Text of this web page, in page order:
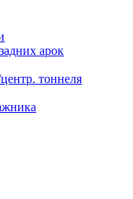
арок
тоннеля